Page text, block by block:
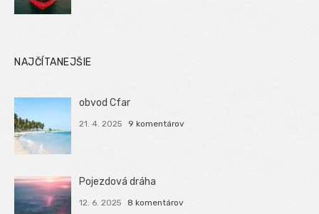
NAJČÍTANEJŠIE
obvod Cfar
21. 4. 2025 9 komentárov
Pojezdová dráha
12. 6. 2025 8 komentárov